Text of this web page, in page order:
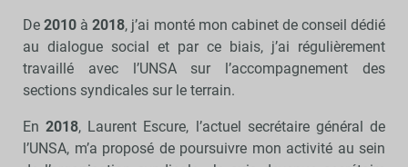
De2010 à2018, j’ai monté mon cabinet de conseil dédié
au dialogue social et par ce biais, j’ai régulièrement
travaillé avec l’UNSA sur l’accompagnement des
sections syndicales sur le terrain.
En2018, Laurent Escure, l’actuel secrétaire général de
l’UNSA, m’a proposé de poursuivre mon activité au sein